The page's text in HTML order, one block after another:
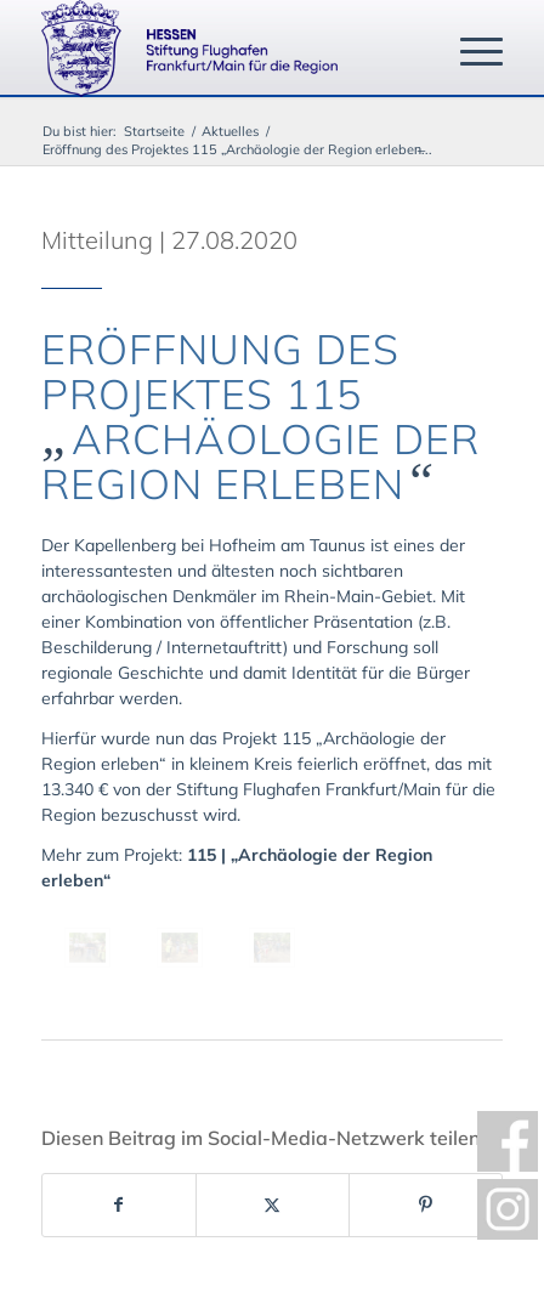
Du bist hier: Startseite / Aktuelles /
Eröffnung des Projektes 115 „Archäologie der Region erleben̶...
Mitteilung | 27.08.2020
ERÖFFNUNG DES
PROJEKTES 115
„ARCHÄOLOGIE DER
REGION ERLEBEN “
Der Kapellenberg bei Hofheim am Taunus ist eines der
interessantesten und ältesten noch sichtbaren
archäologischen Denkmäler im Rhein-Main-Gebiet. Mit
einer Kombination von öffentlicher Präsentation (z.B.
Beschilderung / Internetauftritt) und Forschung soll
regionale Geschichte und damit Identität für die Bürger
erfahrbar werden.
Hierfür wurde nun das Projekt 115 „Archäologie der
Region erleben“ in kleinem Kreis feierlich eröffnet, das mit
13.340 € von der Stiftung Flughafen Frankfurt/Main für die
Region bezuschusst wird.
Mehr zum Projekt: 115 | „Archäologie der Region
erleben“
Diesen Beitrag im Social-Media-Netzwerk teilen: